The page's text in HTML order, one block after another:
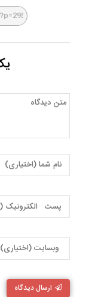
ارسال دیدگاه